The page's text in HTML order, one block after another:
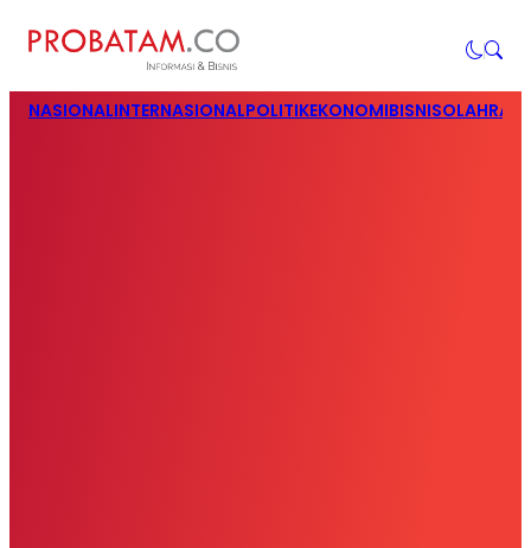
NASIONALINTERNASIONALPOLITIKEKONOMIBISNIS